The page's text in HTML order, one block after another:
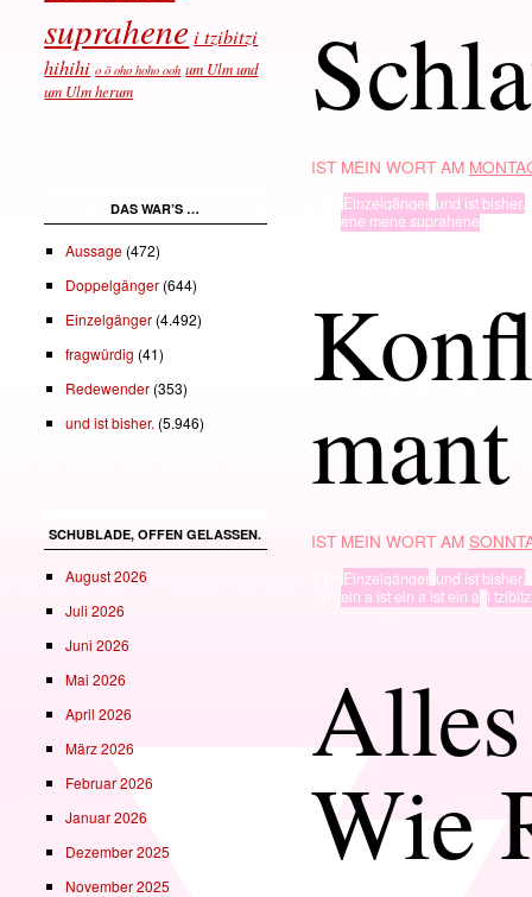
IST MEIN WORT AM
Einzelgänger, und ist bisher.
ene mene suprahene
mant
IST MEIN WORT AM
Einzelgänger, und ist bisher.
ein a ist ein a ist ein a,i
Wie
suprahene i tzibitzi
hihihi o ö oho hoho ooh um Ulm und
um Ulm herum
DAS WAR’S …
Aussage (472)
Doppelgänger (644)
Einzelgänger (4.492)
fragwürdig (41)
Redewender (353)
und ist bisher. (5.946)
SCHUBLADE, OFFEN GELASSEN.
August 2026
Juli 2026
Juni 2026
Mai 2026
April 2026
März 2026
Februar 2026
Januar 2026
Dezember 2025
November 2025